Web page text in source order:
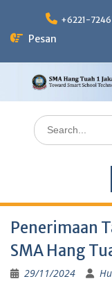
content
+6221-
Pesan
Search
for:
Penerimaan
SMA Hang
29/11/2024